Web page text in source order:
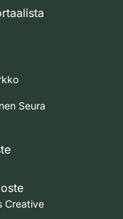
Seura
Creative